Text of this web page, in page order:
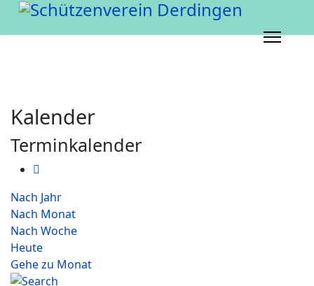
Kalender
Terminkalender
Nach Jahr
Nach Monat
Nach Woche
Heute
Gehe zu Monat